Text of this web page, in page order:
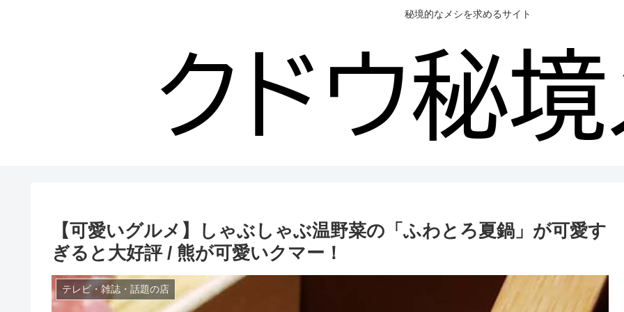
秘境的なメシを求めるサイト
【可愛いグルメ】しゃぶしゃぶ温野菜の「ふわとろ夏鍋」が可愛す
ぎると大好評 / 熊が可愛いクマー！
テレビ・雑誌・話題の店